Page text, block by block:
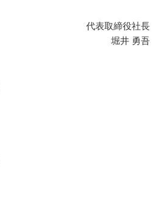
代表取締役社長
堀井 勇吾